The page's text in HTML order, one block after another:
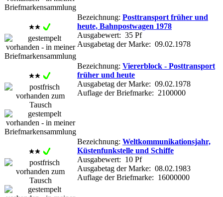
Bezeichnung: Posttransport früher und
heute, Bahnpostwagen 1978
Ausgabewert: 35 Pf
Ausgabetag der Marke: 09.02.1978
Bezeichnung: Viererblock - Posttransport
früher und heute
Ausgabetag der Marke: 09.02.1978
Auflage der Briefmarke: 2100000
Bezeichnung: Weltkommunikationsjahr,
Küstenfunkstelle und Schiffe
Ausgabewert: 10 Pf
Ausgabetag der Marke: 08.02.1983
Auflage der Briefmarke: 16000000